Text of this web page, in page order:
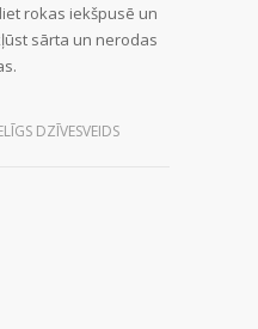
rokas iekšpusē un
sārta un nerodas
DZĪVESVEIDS